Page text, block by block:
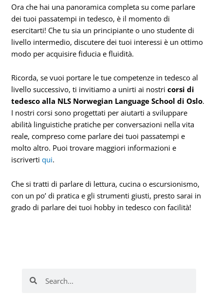
Ora che hai una panoramica completa su come parlare
dei tuoi passatempi in tedesco, è il momento di
esercitarti! Che tu sia un principiante o uno studente di
livello intermedio, discutere dei tuoi interessi è un ottimo
modo per acquisire fiducia e fluidità.
Ricorda, se vuoi portare le tue competenze in tedesco al
livello successivo, ti invitiamo a unirti ai nostricorsi di
tedesco alla NLS Norwegian Language School di Oslo.
I nostri corsi sono progettati per aiutarti a sviluppare
abilità linguistiche pratiche per conversazioni nella vita
reale, compreso come parlare dei tuoi passatempi e
molto altro. Puoi trovare maggiori informazioni e
iscrivertiqui.
Che si tratti di parlare di lettura, cucina o escursionismo,
con un po’ di pratica e gli strumenti giusti, presto sarai in
grado di parlare dei tuoi hobby in tedesco con facilità!